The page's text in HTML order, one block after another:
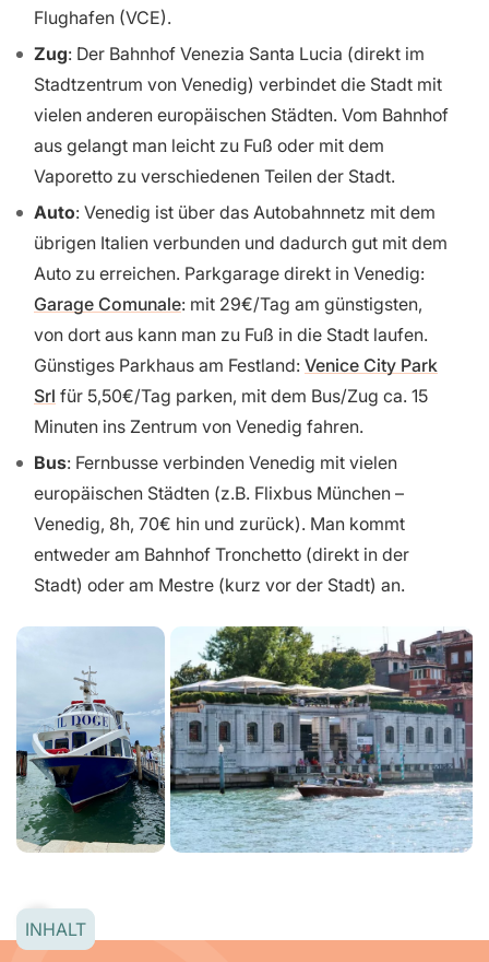
Flughafen (VCE).
Zug: Der Bahnhof Venezia Santa Lucia (direkt im
Stadtzentrum von Venedig) verbindet die Stadt mit
vielen anderen europäischen Städten. Vom Bahnhof
aus gelangt man leicht zu Fuß oder mit dem
Vaporetto zu verschiedenen Teilen der Stadt.
Auto: Venedig ist über das Autobahnnetz mit dem
übrigen Italien verbunden und dadurch gut mit dem
Auto zu erreichen. Parkgarage direkt in Venedig:
Garage Comunale: mit 29€/Tag am günstigsten,
von dort aus kann man zu Fuß in die Stadt laufen.
Günstiges Parkhaus am Festland: Venice City Park
Srl für 5,50€/Tag parken, mit dem Bus/Zug ca. 15
Minuten ins Zentrum von Venedig fahren.
Bus: Fernbusse verbinden Venedig mit vielen
europäischen Städten (z.B. Flixbus München –
Venedig, 8h, 70€ hin und zurück). Man kommt
entweder am Bahnhof Tronchetto (direkt in der
Stadt) oder am Mestre (kurz vor der Stadt) an.
INHALT